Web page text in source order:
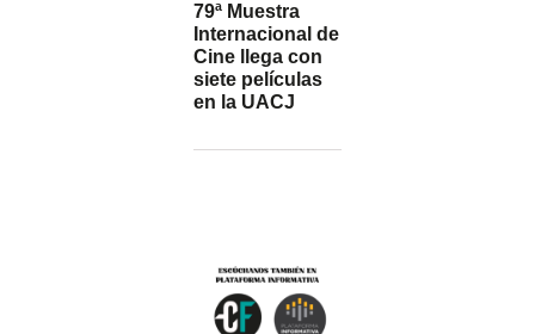
79ª Muestra
Internacional de
Cine llega con
siete películas
en la UACJ